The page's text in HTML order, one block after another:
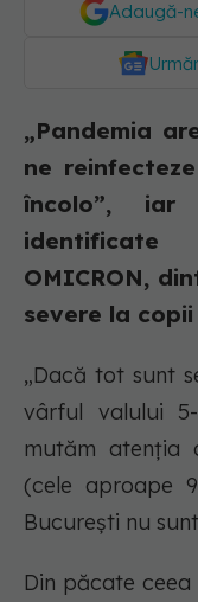
Adaugă-
„Pandemia
ne
încolo”,
OMICRON,
severe la
„Dacă tot sunt
vârful valului
mutăm atenția
(cele aproape
București nu
Din păcate